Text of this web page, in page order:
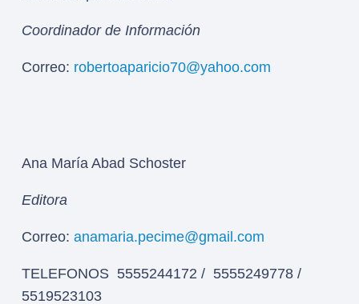
Coordinador de Información
Correo: robertoaparicio70@yahoo.com
Ana María Abad Schoster
Editora
Correo: anamaria.pecime@gmail.com
TELEFONOS 5555244172 / 5555249778 /
5519523103